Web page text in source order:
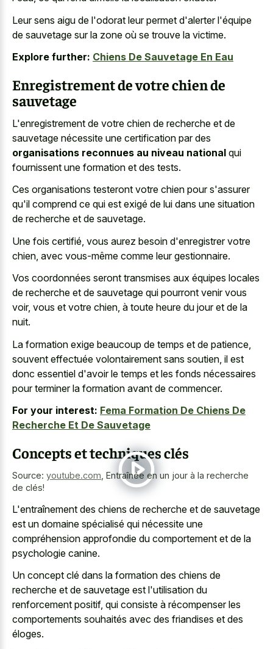
Leur sens aigu de l'odorat leur permet d'alerter l'équipe
de sauvetage sur la zone où se trouve la victime.
Explore further: Chiens De Sauvetage En Eau
Enregistrement de votre chien de
sauvetage
L'enregistrement de votre chien de recherche et de
sauvetage nécessite une certification par des
organisations reconnues au niveau national qui
fournissent une formation et des tests.
Ces organisations testeront votre chien pour s'assurer
qu'il comprend ce qui est exigé de lui dans une situation
de recherche et de sauvetage.
Une fois certifié, vous aurez besoin d'enregistrer votre
chien, avec vous-même comme leur gestionnaire.
Vos coordonnées seront transmises aux équipes locales
de recherche et de sauvetage qui pourront venir vous
voir, vous et votre chien, à toute heure du jour et de la
nuit.
La formation exige beaucoup de temps et de patience,
souvent effectuée volontairement sans soutien, il est
donc essentiel d'avoir le temps et les fonds nécessaires
pour terminer la formation avant de commencer.
For your interest: Fema Formation De Chiens De
Recherche Et De Sauvetage
Concepts et techniques clés
Source: youtube.com Entraînée en un jour à la recherche
de clés!
L'entraînement des chiens de recherche et de sauvetage
est un domaine spécialisé qui nécessite une
compréhension approfondie du comportement et de la
psychologie canine.
Un concept clé dans la formation des chiens de
recherche et de sauvetage est l'utilisation du
renforcement positif, qui consiste à récompenser les
comportements souhaités avec des friandises et des
éloges.